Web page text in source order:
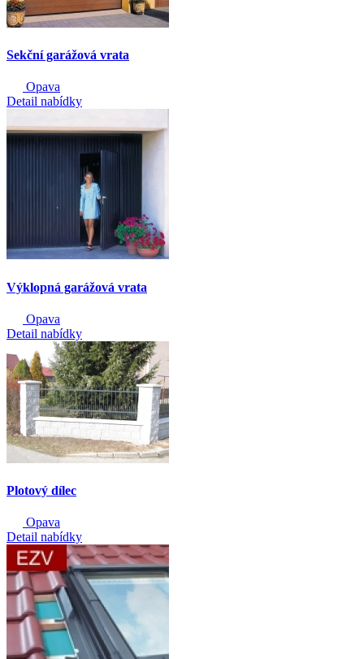
Sekční garážová vrata
Opava
Detail nabídky
Výklopná garážová vrata
Opava
Detail nabídky
Plotový dílec
Opava
Detail nabídky